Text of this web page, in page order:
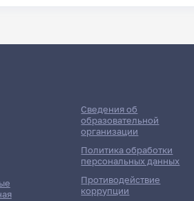
Сведения об
образовательной
организации
Политика обработки
персональных данных
Противодействие
коррупции